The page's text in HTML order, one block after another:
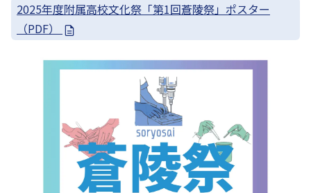
2025年度附属高校文化祭「第1回蒼陵祭」ポスター
（PDF）